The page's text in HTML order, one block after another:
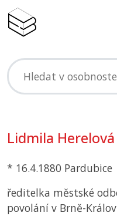
Lidmila Herelová
* 16.4.1880 Pardubice
ředitelka městské
povolání v Brně-